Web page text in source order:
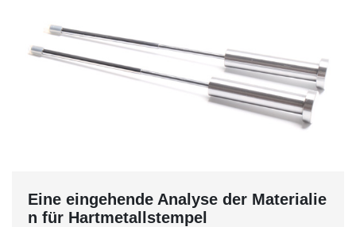
Eine eingehende Analyse der Materialie
n für Hartmetallstempel